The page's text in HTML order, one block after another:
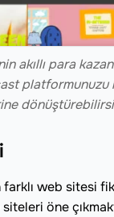
akıllı para
platformunuzu
web sitesi
öne